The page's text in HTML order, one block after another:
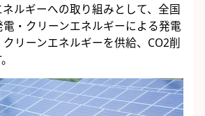
ルギーへの取り組みとして、全国
・クリーンエネルギーによる発電
リーンエネルギーを供給、CO2削